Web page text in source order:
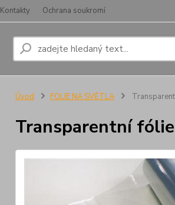
Kontakty Ochrana soukromí
Úvod FOLIE NA SVĚTLA
Transparentní